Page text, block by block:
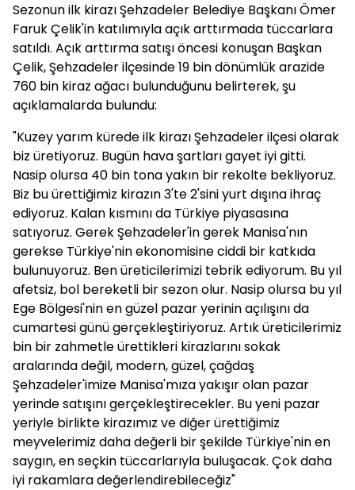
Sezonun ilk kirazı Şehzadeler Belediye Başkanı Ömer
Faruk Çelik'in katılımıyla açık arttırmada tüccarlara
satıldı. Açık arttırma satışı öncesi konuşan Başkan
Çelik, Şehzadeler ilçesinde 19 bin dönümlük arazide
760 bin kiraz ağacı bulunduğunu belirterek, şu
açıklamalarda bulundu:
"Kuzey yarım kürede ilk kirazı Şehzadeler ilçesi olarak
biz üretiyoruz. Bugün hava şartları gayet iyi gitti.
Nasip olursa 40 bin tona yakın bir rekolte bekliyoruz.
Biz bu ürettiğimiz kirazın 3'te 2'sini yurt dışına ihraç
ediyoruz. Kalan kısmını da Türkiye piyasasına
satıyoruz. Gerek Şehzadeler'in gerek Manisa'nın
gerekse Türkiye'nin ekonomisine ciddi bir katkıda
bulunuyoruz. Ben üreticilerimizi tebrik ediyorum. Bu yıl
afetsiz, bol bereketli bir sezon olur. Nasip olursa bu yıl
Ege Bölgesi'nin en güzel pazar yerinin açılışını da
cumartesi günü gerçekleştiriyoruz. Artık üreticilerimiz
bin bir zahmetle ürettikleri kirazlarını sokak
aralarında değil, modern, güzel, çağdaş
Şehzadeler'imize Manisa'mıza yakışır olan pazar
yerinde satışını gerçekleştirecekler. Bu yeni pazar
yeriyle birlikte kirazımız ve diğer ürettiğimiz
meyvelerimiz daha değerli bir şekilde Türkiye'nin en
saygın, en seçkin tüccarlarıyla buluşacak. Çok daha
iyi rakamlara değerlendirebileceğiz"